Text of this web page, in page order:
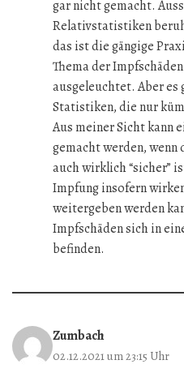
gar nicht gemacht.
Relativstatistiken
das ist die gängige
Thema der
ausgeleuchtet. Aber
Statistiken, die nur
Aus meiner Sicht kann
gemacht werden,
auch wirklich “sicher”
Impfung insofern
weitergeben werden
Impfschäden sich in
befinden.
Zumbach
02.12.2021 um 23:15 Uhr